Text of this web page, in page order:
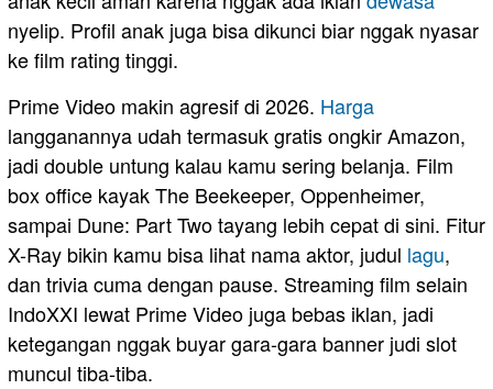
nyelip. Profil anak juga bisa dikunci biar nggak nyasar
ke film rating tinggi.
Prime Video makin agresif di 2026. Harga
langganannya udah termasuk gratis ongkir Amazon,
jadi double untung kalau kamu sering belanja. Film
box office kayak The Beekeeper, Oppenheimer,
sampai Dune: Part Two tayang lebih cepat di sini. Fitur
X-Ray bikin kamu bisa lihat nama aktor, judul lagu,
dan trivia cuma dengan pause. Streaming film selain
IndoXXI lewat Prime Video juga bebas iklan, jadi
ketegangan nggak buyar gara-gara banner judi slot
muncul tiba-tiba.